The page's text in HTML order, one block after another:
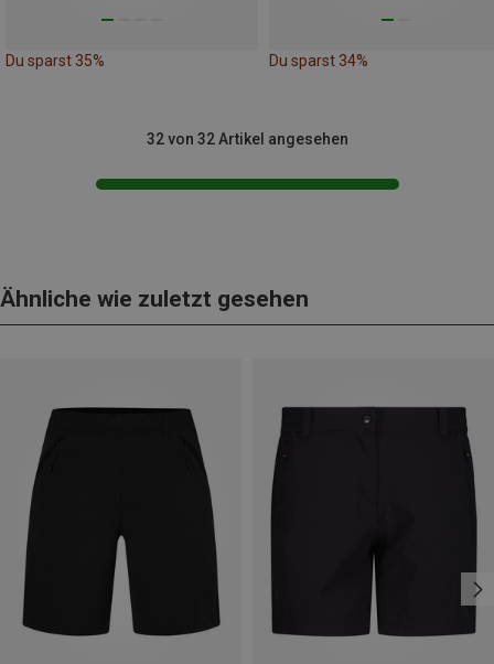
Du sparst 35% Du sparst 34%
32 von 32 Artikel angesehen
Ähnliche wie zuletzt gesehen